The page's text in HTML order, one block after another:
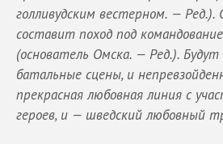
голливудским вестерном. — Ред.).
составит поход под
(основатель Омска. — Ред.). Будут
батальные сцены, и
прекрасная любовная линия с
героев, и — шведский любовный